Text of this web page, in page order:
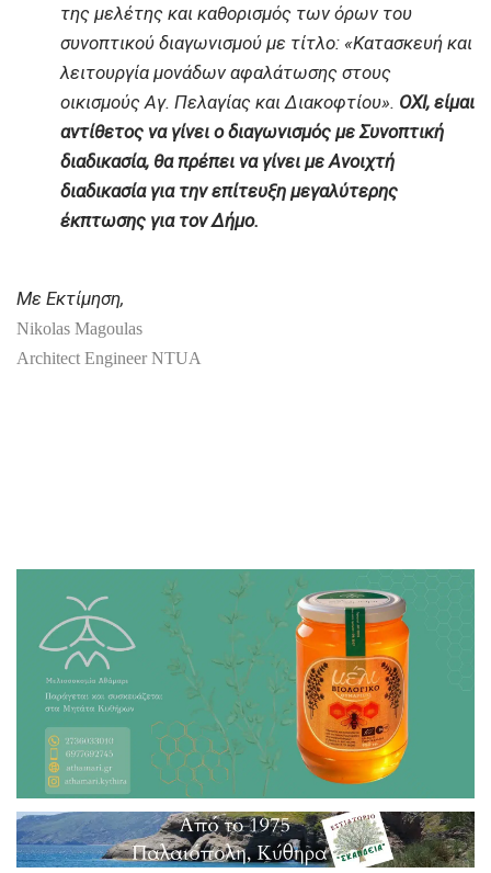
της μελέτης και καθορισμός των όρων του
συνοπτικού διαγωνισμού με τίτλο: «Κατασκευή και
λειτουργία μονάδων αφαλάτωσης στους
οικισμούς Αγ. Πελαγίας και Διακοφτίου». ΟΧΙ, είμαι
αντίθετος να γίνει ο διαγωνισμός με Συνοπτική
διαδικασία, θα πρέπει να γίνει με Ανοιχτή
διαδικασία για την επίτευξη μεγαλύτερης
έκπτωσης για τον Δήμο.
Με Εκτίμηση,
Nikolas Magoulas
Architect Engineer NTUA